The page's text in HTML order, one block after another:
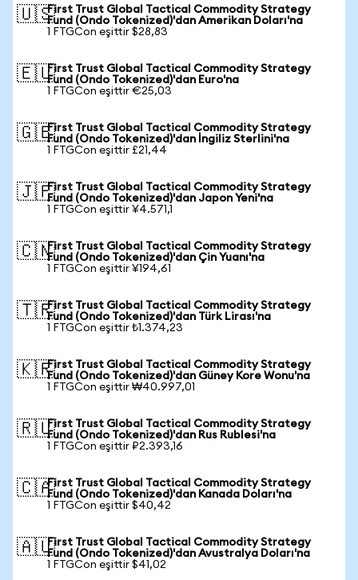
🇺🇸First Trust Global Tactical Commodity Strategy
Fund (Ondo Tokenized)'dan Amerikan Doları'na
1 FTGCon eşittir $28,83
🇪🇺First Trust Global Tactical Commodity Strategy
Fund (Ondo Tokenized)'dan Euro'na
1 FTGCon eşittir €25,03
🇬🇧First Trust Global Tactical Commodity Strategy
Fund (Ondo Tokenized)'dan İngiliz Sterlini'na
1 FTGCon eşittir £21,44
🇯🇵First Trust Global Tactical Commodity Strategy
Fund (Ondo Tokenized)'dan Japon Yeni'na
1 FTGCon eşittir ¥4.571,1
🇨🇳First Trust Global Tactical Commodity Strategy
Fund (Ondo Tokenized)'dan Çin Yuanı'na
1 FTGCon eşittir ¥194,61
🇹🇷First Trust Global Tactical Commodity Strategy
Fund (Ondo Tokenized)'dan Türk Lirası'na
1 FTGCon eşittir ₺1.374,23
🇰🇷First Trust Global Tactical Commodity Strategy
Fund (Ondo Tokenized)'dan Güney Kore Wonu'na
1 FTGCon eşittir ₩40.997,01
🇷🇺First Trust Global Tactical Commodity Strategy
Fund (Ondo Tokenized)'dan Rus Rublesi'na
1 FTGCon eşittir ₽2.393,16
🇨🇦First Trust Global Tactical Commodity Strategy
Fund (Ondo Tokenized)'dan Kanada Doları'na
1 FTGCon eşittir $40,42
🇦🇺First Trust Global Tactical Commodity Strategy
Fund (Ondo Tokenized)'dan Avustralya Doları'na
1 FTGCon eşittir $41,02